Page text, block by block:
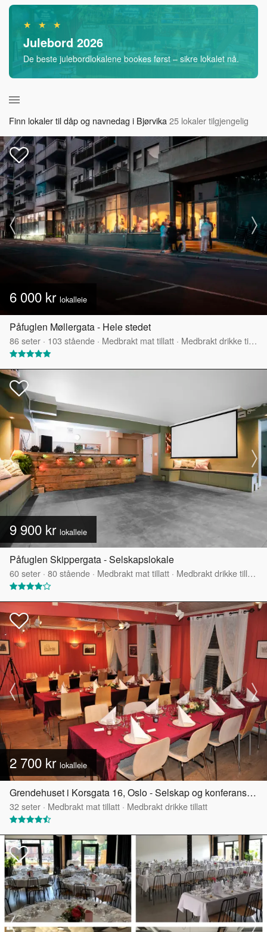
★ ★ ★
Julebord 2026
De beste julebordlokalene bookes først – sikre lokalet nå.
Finn lokaler til dåp og navnedag i Bjørvika25 lokaler tilgjengelig
6 000 kr lokalleie
Påfuglen Møllergata - Hele stedet
86seter · 103 stående · Medbrakt mat tillatt · Medbrakt drikke tillatt
9 900 kr lokalleie
Påfuglen Skippergata - Selskapslokale
60seter · 80stående · Medbrakt mat tillatt · Medbrakt drikke tillatt
2 700 kr lokalleie
Grendehuset i Korsgata 16, Oslo - Selskap og konferanselokale
32seter · Medbrakt mat tillatt · Medbrakt drikke tillatt